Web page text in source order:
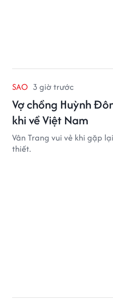
SAO 3 giờ trước
Vợ chồng Huỳnh
khi về Việt Nam
Vân Trang vui vẻ khi gặp
thiết.